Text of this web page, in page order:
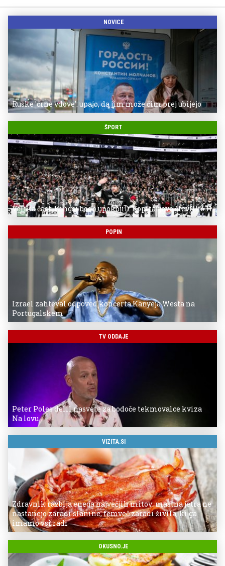
NOVICE
Ruske 'črne vdove': upajo, da jim može čim prej ubijejo
ŠPORT
Velika čast: Kingsi bodo upokojili Kopitarjevo številko 11
POPIN
Izrael zahteval odpoved koncerta Kanyeja Westa na
Portugalskem
TV ODDAJE
Peter Poles delil nasvete za bodoče tekmovalce kviza
Na lovu
VIZITA.SI
Zdravnik razbija enega največjih mitov: mastna jetra ne
nastanejo zaradi slanine, temveč zaradi živila, ki ga
imamo vsi radi
OKUSNO.JE